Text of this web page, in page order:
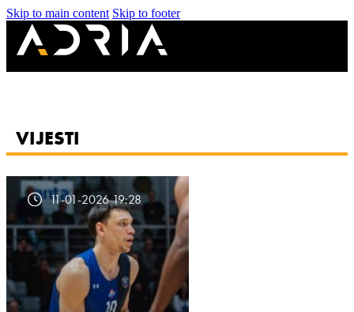
Skip to main content Skip to footer
VIJESTI
11-01-2026 19:28